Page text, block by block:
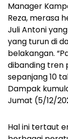
Manager
Reza, merasa
Juli Antoni
yang turun di
belakangan.
dibanding tren
sepanjang 10
Dampak
Jumat (5/12/
Hal ini tertaut